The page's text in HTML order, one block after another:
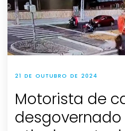
21 DE OUTUBRO DE 2024
Motorista de